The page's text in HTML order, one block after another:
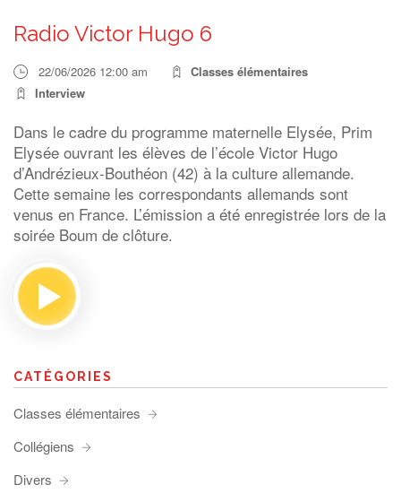
RECHERCHER
Radio Victor Hugo 6
22/06/2026 12:00 am
Classes élémentaires
Interview
Dans le cadre du programme maternelle Elysée, Prim
Elysée ouvrant les élèves de l’école Victor Hugo
d’Andrézieux-Bouthéon (42) à la culture allemande.
Cette semaine les correspondants allemands sont
venus en France. L’émission a été enregistrée lors de la
soirée Boum de clôture.
CATÉGORIES
Classes élémentaires
Collégiens
Divers